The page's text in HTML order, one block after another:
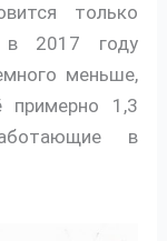
только
в 2017 году
меньше,
примерно 1,3
в